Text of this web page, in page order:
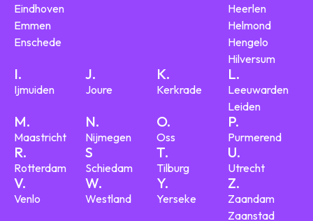
Eindhoven
Emmen
Enschede
Heerlen
Helmond
Hengelo
Hilversum
I.
Ijmuiden
J.
Joure
K.
Kerkrade
L.
Leeuwarden
Leiden
M.
Maastricht
N.
Nijmegen
O.
Oss
P.
Purmerend
R.
Rotterdam
S
Schiedam
T.
Tilburg
U.
Utrecht
V.
Venlo
W.
Westland
Y.
Yerseke
Z.
Zaandam
Zaanstad